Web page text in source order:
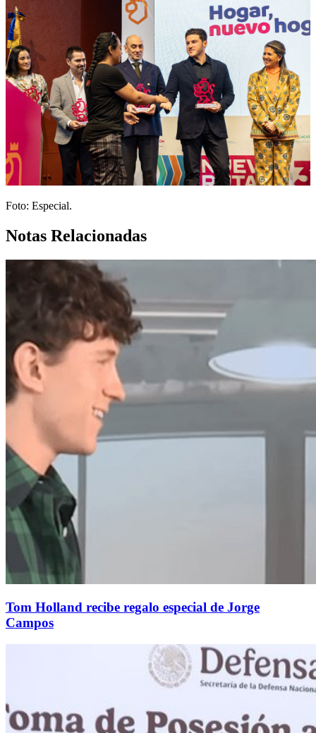
Foto: Especial.
Notas Relacionadas
Tom Holland recibe regalo especial de Jorge
Campos